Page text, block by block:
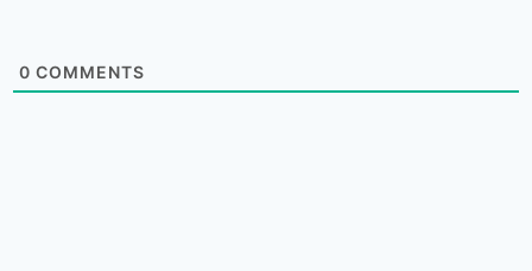
0 COMMENTS